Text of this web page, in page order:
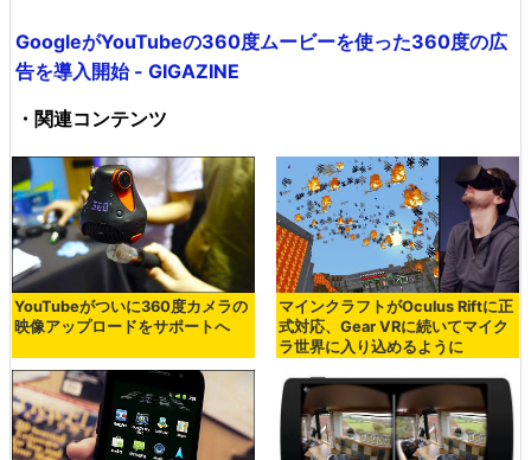
GoogleがYouTubeの360度ムービーを使った360度の広
告を導入開始 - GIGAZINE
・関連コンテンツ
YouTubeがついに360度カメラの
映像アップロードをサポートへ
マインクラフトがOculus Riftに正
式対応、Gear VRに続いてマイク
ラ世界に入り込めるように